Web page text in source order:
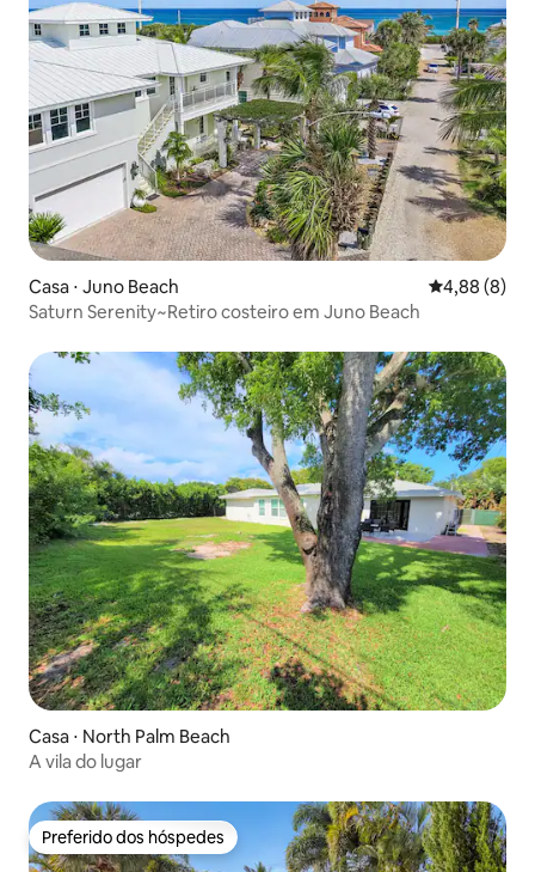
Casa ⋅ Juno Beach 4,88 de uma
4,88 (8)
Saturn Serenity~Retiro costeiro em Juno Beach
Casa ⋅ North Palm Beach
A vila do lugar
Preferido dos hóspedes
Preferido dos hóspedes